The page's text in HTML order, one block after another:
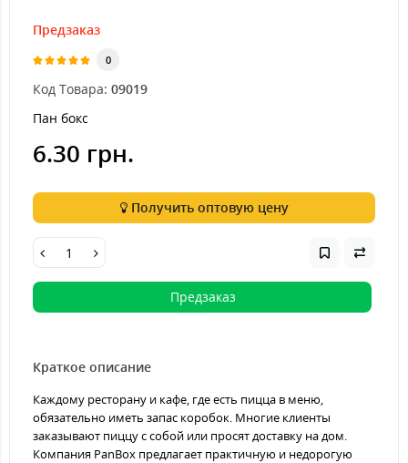
Предзаказ
0
Код Товара: 09019
Пан бокс
6.30 грн.
Получить оптовую цену
Предзаказ
Краткое описание
Каждому ресторану и кафе, где есть пицца в меню,
обязательно иметь запас коробок. Многие клиенты
заказывают пиццу с собой или просят доставку на дом.
Компания PanBox предлагает практичную и недорогую